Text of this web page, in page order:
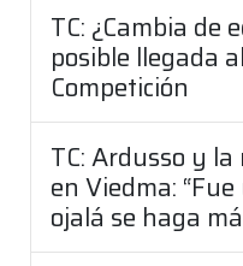
TC: ¿Cambia de
posible llegada
Competición
TC: Ardusso y
en Viedma:
ojalá se haga